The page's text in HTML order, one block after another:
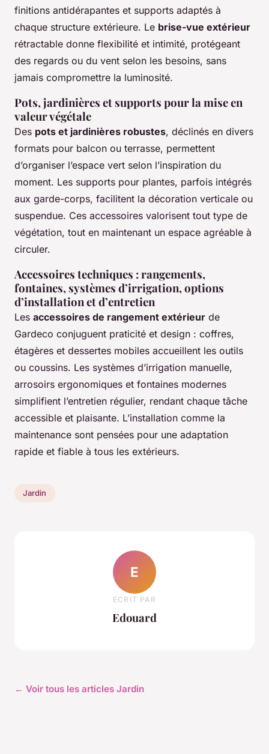
finitions antidérapantes et supports adaptés à
chaque structure extérieure. Le brise-vue extérieur
rétractable donne flexibilité et intimité, protégeant
des regards ou du vent selon les besoins, sans
jamais compromettre la luminosité.
Pots, jardinières et supports pour la mise en
valeur végétale
Des pots et jardinières robustes, déclinés en divers
formats pour balcon ou terrasse, permettent
d’organiser l’espace vert selon l’inspiration du
moment. Les supports pour plantes, parfois intégrés
aux garde-corps, facilitent la décoration verticale ou
suspendue. Ces accessoires valorisent tout type de
végétation, tout en maintenant un espace agréable à
circuler.
Accessoires techniques : rangements,
fontaines, systèmes d’irrigation, options
d’installation et d’entretien
Les accessoires de rangement extérieur de
Gardeco conjuguent praticité et design : coffres,
étagères et dessertes mobiles accueillent les outils
ou coussins. Les systèmes d’irrigation manuelle,
arrosoirs ergonomiques et fontaines modernes
simplifient l’entretien régulier, rendant chaque tâche
accessible et plaisante. L’installation comme la
maintenance sont pensées pour une adaptation
rapide et fiable à tous les extérieurs.
Jardin
E
ECRIT PAR
Edouard
← Voir tous les articles Jardin